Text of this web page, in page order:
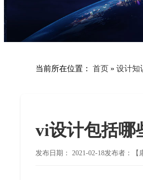
当前所在位置： 首页 » 设计知
vi设计包括哪
发布日期： 2021-02-18发布者：【